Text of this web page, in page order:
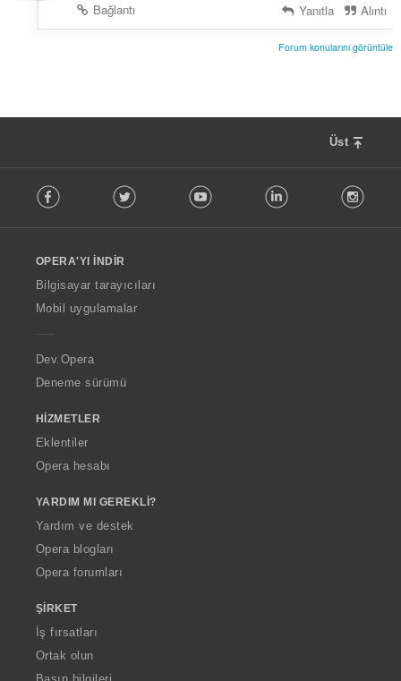
Bağlantı
Yanıtla Alıntı
Forum konularını görüntüle
Üst
o
w
O
p
a
Facebook Twitter Youtube LinkedIn
OPERA'YI İNDIR
Bilgisayar tarayıcıları
Mobil uygulamalar
Dev.Opera
Deneme sürümü
HIZMETLER
Eklentiler
Opera hesabı
YARDIM MI GEREKLI?
Yardım ve destek
Opera blogları
Opera forumları
ŞIRKET
İş fırsatları
Ortak olun